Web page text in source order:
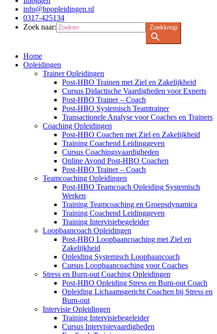
info@bpopleidingen.nl
0317-425134
Zoek naar:
Zoekknop
Home
Opleidingen
Trainer Opleidingen
Post-HBO Trainen met Ziel en Zakelijkheid
Cursus Didactische Vaardigheden voor Experts
Post-HBO Trainer – Coach
Post-HBO Systemisch Teamtrainer
Transactionele Analyse voor Coaches en Trainers
Coaching Opleidingen
Post-HBO Coachen met Ziel en Zakelijkheid
Training Coachend Leidinggeven
Cursus Coachingsvaardigheden
Online Avond Post-HBO Coachen
Post-HBO Trainer – Coach
Teamcoaching Opleidingen
Post-HBO Teamcoach Opleiding Systemisch
Werken
Training Teamcoaching en Groepsdynamica
Training Coachend Leidinggeven
Training Intervisiebegeleider
Loopbaancoach Opleidingen
Post-HBO Loopbaancoaching met Ziel en
Zakelijkheid
Opleiding Systemisch Loopbaancoach
Cursus Loopbaancoaching voor Coaches
Stress en Burn-out Coaching Opleidingen
Post-HBO Opleiding Stress en Burn-out Coach
Opleiding Lichaamsgericht Coachen bij Stress en
Burn-out
Intervisie Opleidingen
Training Intervisiebegeleider
Cursus Intervisievaardigheden